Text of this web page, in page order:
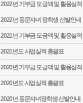
2022년 기부금 모금액 및 활용실
2022년 동문자녀 장학생 선발안내
2021년 기부금 모금액 및 활용실
2021년도 사업실적 총괄표
2020년 기부금 모금액 및 활용실
2020년도 사업실적 총괄표
2020년 동문자녀장학생 선발안내